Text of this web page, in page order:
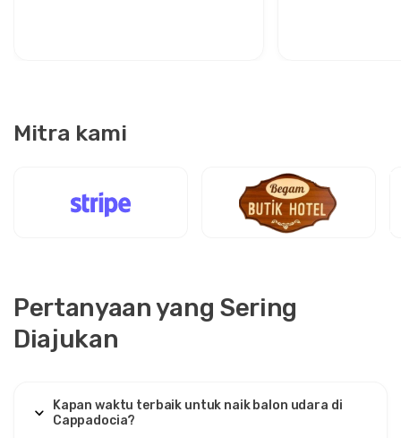
Mitra kami
Pertanyaan yang Sering
Diajukan
Kapan waktu terbaik untuk naik balon udara di
Cappadocia?